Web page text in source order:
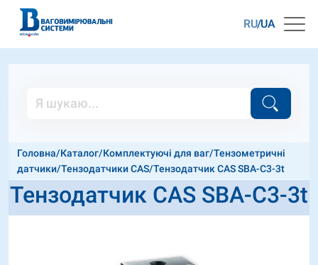
RU UA
Головна/Каталог/Комплектуючі для ваг/Тензометричні
датчики/Тензодатчики CAS/Тензодатчик CAS SBA-C3-3t
Тензодатчик CAS SBA-C3-3t